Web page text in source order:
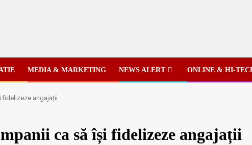
MEDIA & MARKETING NEWS ALERT ONLINE & HI-
fidelizeze angajații
ca să își fidelizeze angajații